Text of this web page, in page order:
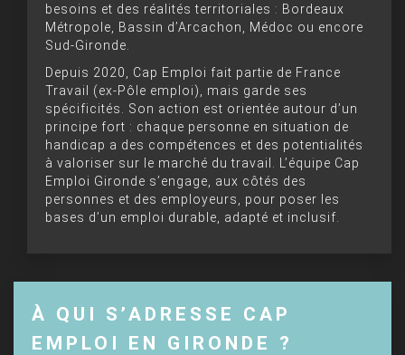
besoins et des réalités territoriales : Bordeaux
Métropole, Bassin d’Arcachon, Médoc ou encore
Sud-Gironde.
Depuis 2020, Cap Emploi fait partie de France
Travail (ex-Pôle emploi), mais garde ses
spécificités. Son action est orientée autour d’un
principe fort : chaque personne en situation de
handicap a des compétences et des potentialités
à valoriser sur le marché du travail. L’équipe Cap
Emploi Gironde s’engage, aux côtés des
personnes et des employeurs, pour poser les
bases d’un emploi durable, adapté et inclusif.
À QUI S’ADRESSE CAP
EMPLOI EN GIRONDE ?